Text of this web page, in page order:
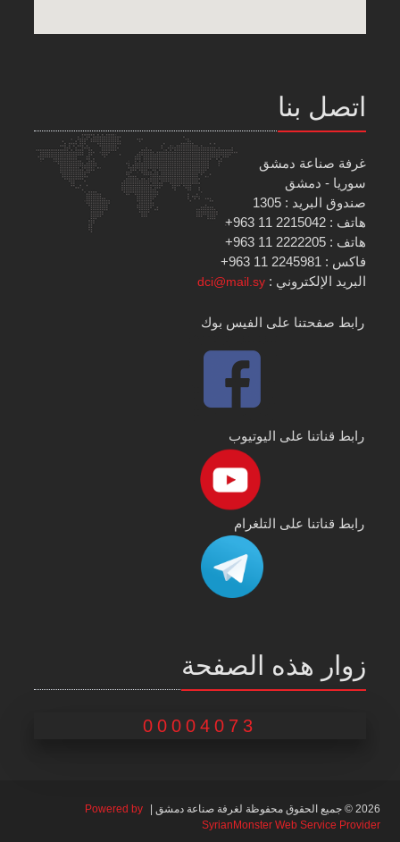
اتصل بنا
غرفة صناعة دمشق
سوريا - دمشق
صندوق البريد : 1305
هاتف : 2215042 11 963+
هاتف : 2222205 11 963+
فاكس : 2245981 11 963+
البريد الإلكتروني :dci@mail.sy
رابط صفحتنا على الفيس بوك
رابط قناتنا على اليوتيوب
رابط قناتنا على التلغرام
زوار هذه الصفحة
00004073
2026 © جميع الحقوق محفوظة لغرفة صناعة دمشق |
Powered by
SyrianMonster Web Service Provider